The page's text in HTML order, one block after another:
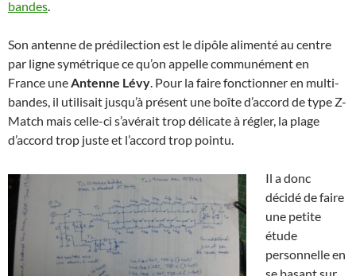
bandes
Son antenne de prédilection est le dipôle alimenté au centre
par ligne symétrique ce qu’on appelle communément en
France une Antenne Lévy . Pour la faire fonctionner en multi-
bandes, il utilisait jusqu’à présent une boîte d’accord de type Z-
Match mais celle-ci s’avérait trop délicate à régler, la plage
d’accord trop juste et l’accord trop pointu.
Il a donc
décidé de faire
une petite
étude
personnelle en
se basant sur